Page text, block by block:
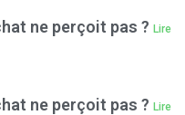
ne perçoit pas ? Lire
ne perçoit pas ? Lire